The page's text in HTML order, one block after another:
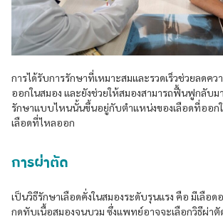
การได้รับการรักษาที่เหมาะสมและรวดเร็วช่วยลดคว
ออกในสมอง และยังช่วยให้สมองสามารถฟื้นฟูกลับมา
รักษาแบบไหนนั้นขึ้นอยู่กับตำแหน่งของเลือดที่ออก
เลือดที่ไหลออก
การผ่าตัด
เป็นวิธีรักษาเลือดคั่งในสมองระดับรุนแรง คือ มีเลือ
กดทับเนื้อสมองจนบวม ซึ่งแพทย์อาจจะเลือกวิธีผ่า